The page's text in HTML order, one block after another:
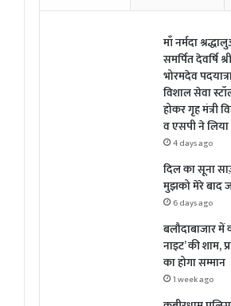
माँ नर्मदा
समर्पित देवर्षि
भोरमदेव
विशाल सेवा
होकर गृह मंत्री
व एसपी ने लिया
4 days ago
दिल का सूना
मुझको मेरे बाद
6 days ago
बलौदाबाजार
नाइट’ की शाम,
का होगा सम्मान
1 week ago